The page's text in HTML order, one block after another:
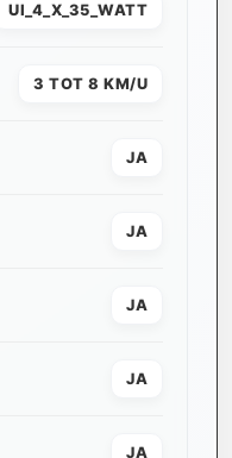
UI_4_X_35_WATT
3 TOT 8 KM/U
JA
JA
JA
JA
JA